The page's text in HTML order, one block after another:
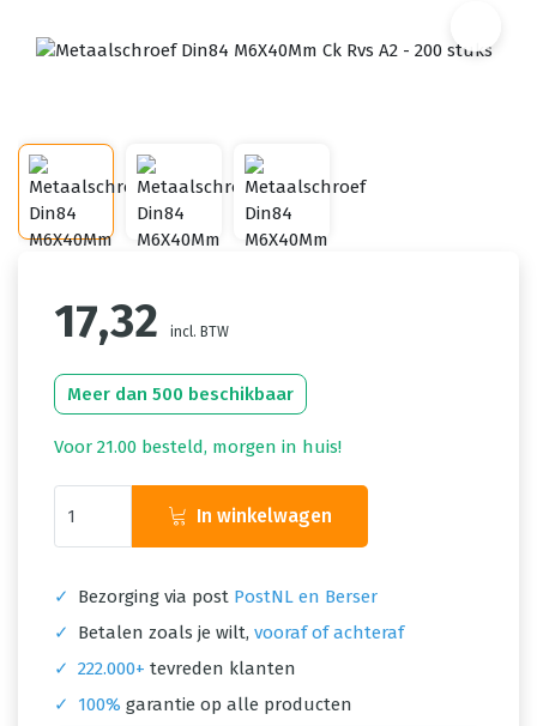
17,32 incl. BTW
Meer dan 500 beschikbaar
Voor 21.00 besteld, morgen in huis!
In winkelwagen
✓ Bezorging via post PostNL en Berser
✓
Betalen zoals je wilt, vooraf of achteraf
✓ 222.000+ tevreden klanten
✓
100% garantie op alle producten